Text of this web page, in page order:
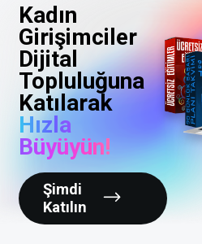
Kadın
Girişimciler
Dijital
Topluluğuna
Katılarak
Hızla
Büyüyün!
Şimdi
Katılın